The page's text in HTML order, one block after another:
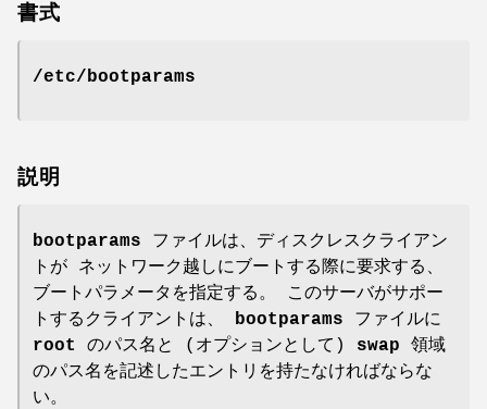
書式
/etc/bootparams
説明
bootparams ファイルは、ディスクレスクライアン
トが ネットワーク越しにブートする際に要求する、
ブートパラメータを指定する。 このサーバがサポー
トするクライアントは、
bootparams ファイルに
root
のパス名と (オプションとして) swap 領域
のパス名を記述したエントリを持たなければならな
い。